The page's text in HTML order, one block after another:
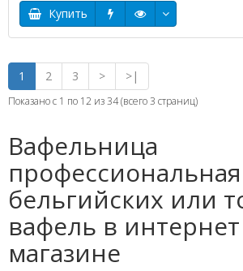
Купить
1 2 3 > >|
Показано с 1 по 12 из 34 (всего 3 страниц)
Вафельница
бельгийских или
вафель в интернет
магазине